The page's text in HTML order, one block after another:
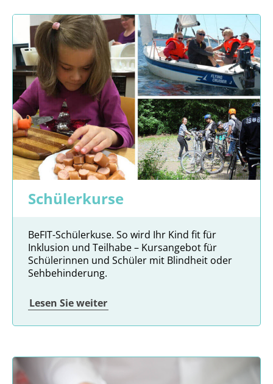
Schülerkurse
BeFIT-Schülerkuse. So wird Ihr Kind fit für
Inklusion und Teilhabe – Kursangebot für
Schülerinnen und Schüler mit Blindheit oder
Sehbehinderung.
Lesen Sie weiter